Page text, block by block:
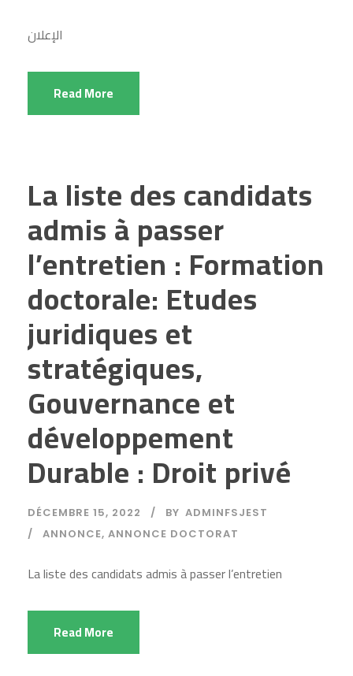
Read More
La liste des candidats
admis à passer
l’entretien : Formation
doctorale: Etudes
juridiques et
stratégiques,
Gouvernance et
développement
Durable : Droit privé
DÉCEMBRE 15, 2022 BY ADMINFSJEST
ANNONCE, ANNONCE DOCTORAT
La liste des candidats admis à passer l’entretien
Read More